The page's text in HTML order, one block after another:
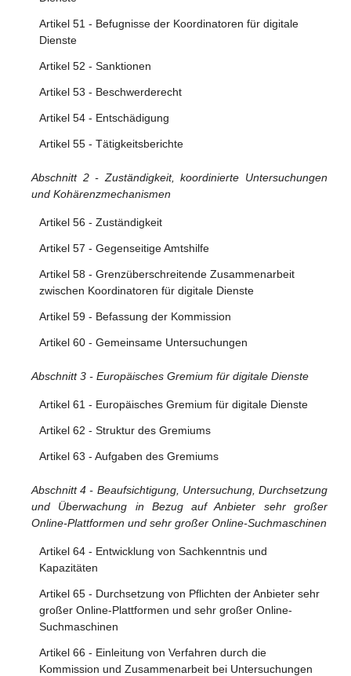
Vermittlungsdiensten
Hostingdiensteanbieter, einschließlich Online-Plattformen
Artikel 17 - Begründung
Artikel 18 - Meldung des Verdachts auf Straftaten
Abschnitt 3 - Zusätzliche Bestimmungen für Anbieter von
Artikel 19 - Ausnahme für Kleinst- und Kleinunternehmen
Artikel 20 - Internes Beschwerdemanagementsystem
Artikel 21 - Außergerichtliche Streitbeilegung
Artikel 22 - Vertrauenswürdige Hinweisgeber
Artikel 23 - Maßnahmen und Schutz vor missbräuchlicher
Artikel 24 - Transparenzberichtspflichten der Anbieter von
Schnittstelle
Artikel 26 - Werbung auf Online-Plattformen
Artikel 27 - Transparenz der Empfehlungssysteme
Artikel 28 - Online-Schutz Minderjähriger
Abschnitt 4 - Bestimmungen für Anbieter von Online-
Plattformen, die Verbrauchern den Abschluss von
Artikel 29 - Ausnahme für Kleinst- und Kleinunternehmen
Artikel 31 - Konformität durch Technikgestaltung
Artikel 51 - Befugnisse der Koordinatoren für digitale
Dienste
Artikel 52 - Sanktionen
Artikel 53 - Beschwerderecht
Artikel 54 - Entschädigung
Artikel 55 - Tätigkeitsberichte
Abschnitt 2 - Zuständigkeit, koordinierte Untersuchungen
und Kohärenzmechanismen
Artikel 56 - Zuständigkeit
Artikel 57 - Gegenseitige Amtshilfe
Artikel 58 - Grenzüberschreitende Zusammenarbeit
zwischen Koordinatoren für digitale Dienste
Artikel 59 - Befassung der Kommission
Artikel 60 - Gemeinsame Untersuchungen
Abschnitt 3 - Europäisches Gremium für digitale Dienste
Artikel 61 - Europäisches Gremium für digitale Dienste
Artikel 62 - Struktur des Gremiums
Artikel 63 - Aufgaben des Gremiums
Abschnitt 4 - Beaufsichtigung, Untersuchung, Durchsetzung
und Überwachung in Bezug auf Anbieter sehr großer
Online-Plattformen und sehr großer Online-Suchmaschinen
Artikel 64 - Entwicklung von Sachkenntnis und
Kapazitäten
Artikel 65 - Durchsetzung von Pflichten der Anbieter sehr
großer Online-Plattformen und sehr großer Online-
Suchmaschinen
Artikel 66 - Einleitung von Verfahren durch die
Kommission und Zusammenarbeit bei Untersuchungen